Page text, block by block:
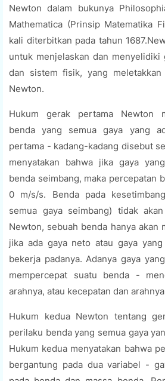
Newton dalam bukunya
Mathematica (Prinsip Matematika
kali diterbitkan pada tahun
untuk menjelaskan dan menyelidiki
dan sistem fisik, yang
Newton.
Hukum gerak pertama Newton
benda yang semua gaya yang
pertama - kadang-kadang disebut
menyatakan bahwa jika gaya
benda seimbang, maka percepatan
0 m/s/s. Benda pada
semua gaya seimbang) tidak
Newton, sebuah benda hanya akan
jika ada gaya neto atau gaya
bekerja padanya. Adanya gaya
mempercepat suatu benda -
arahnya, atau kecepatan dan
Hukum kedua Newton tentang
perilaku benda yang semua gaya
Hukum kedua menyatakan bahwa
bergantung pada dua variabel -